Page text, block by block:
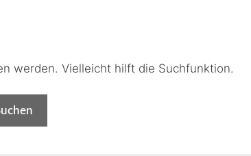
werden. Vielleicht hilft die Suchfunktion.